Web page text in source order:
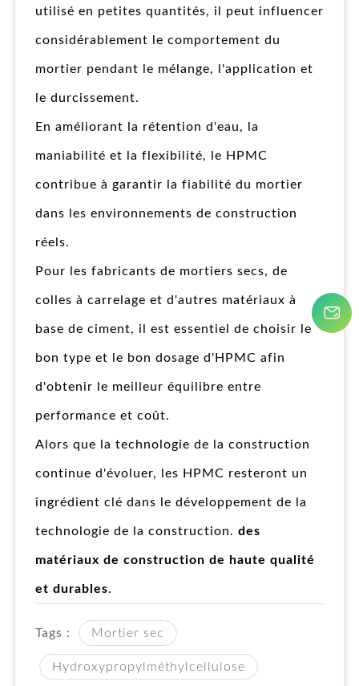
utilisé en petites quantités, il peut influencer
considérablement le comportement du
mortier pendant le mélange, l'application et
le durcissement.
En améliorant la rétention d'eau, la
maniabilité et la flexibilité, le HPMC
contribue à garantir la fiabilité du mortier
dans les environnements de construction
réels.
Pour les fabricants de mortiers secs, de
colles à carrelage et d'autres matériaux à
base de ciment, il est essentiel de choisir le
bon type et le bon dosage d'HPMC afin
d'obtenir le meilleur équilibre entre
performance et coût.
Alors que la technologie de la construction
continue d'évoluer, les HPMC resteront un
ingrédient clé dans le développement de la
technologie de la construction. des
matériaux de construction de haute qualité
et durables.
Tags : Mortier sec
Hydroxypropylméthylcellulose